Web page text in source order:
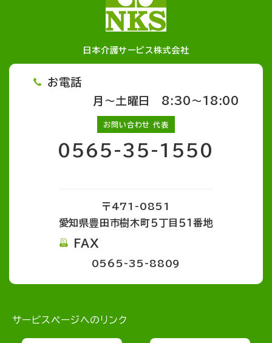
日本介護サービス株式会社
お電話
月～土曜日 8:30～18:00
お問い合わせ 代表
0565-35-1550
〒471-0851
愛知県豊田市樹木町５丁目５１番地
FAX
0565-35-8809
サービスページへのリンク